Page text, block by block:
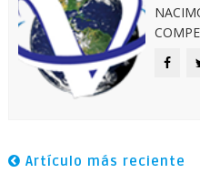
Artículo más reciente